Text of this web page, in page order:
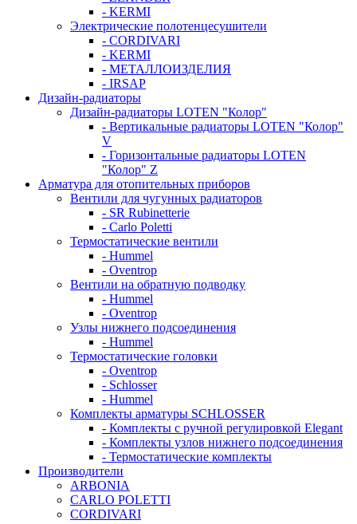
- KERMI
Электрические полотенцесушители
- CORDIVARI
- KERMI
- МЕТАЛЛОИЗДЕЛИЯ
- IRSAP
Дизайн-радиаторы
Дизайн-радиаторы LOTEN "Колор"
- Вертикальные радиаторы LOTEN "Колор"
V
- Горизонтальные радиаторы LOTEN
"Колор" Z
Арматура для отопительных приборов
Вентили для чугунных радиаторов
- SR Rubinetterie
- Carlo Poletti
Термостатические вентили
- Hummel
- Oventrop
Вентили на обратную подводку
- Hummel
- Oventrop
Узлы нижнего подсоединения
- Hummel
Термостатические головки
- Oventrop
- Schlosser
- Hummel
Комплекты арматуры SCHLOSSER
- Комплекты с ручной регулировкой Elegant
- Комплекты узлов нижнего подсоединения
- Термостатические комплекты
Производители
ARBONIA
CARLO POLETTI
CORDIVARI